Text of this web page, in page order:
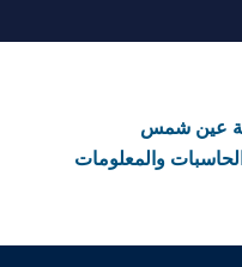
عين شمس
والمعلومات